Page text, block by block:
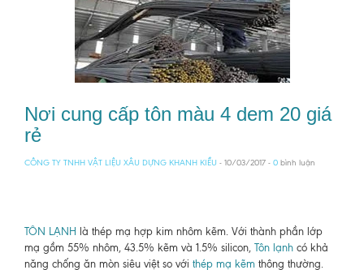
Nơi cung cấp tôn màu 4 dem 20 giá
rẻ
CÔNG TY TNHH VẬT LIỆU XÂU DỰNG KHANH KIỀU - 10/03/2017 - 0 bình luận
TÔN LẠNH là thép mạ hợp kim nhôm kẽm. Với thành phần lớp
mạ gồm 55% nhôm, 43.5% kẽm và 1.5% silicon, Tôn lạnh có khả
năng chống ăn mòn siêu việt so với thép mạ kẽm thông thường.